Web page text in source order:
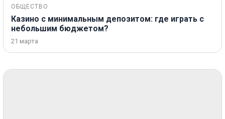
ОБЩЕСТВО
Казино с минимальным депозитом: где играть с
небольшим бюджетом?
21 марта